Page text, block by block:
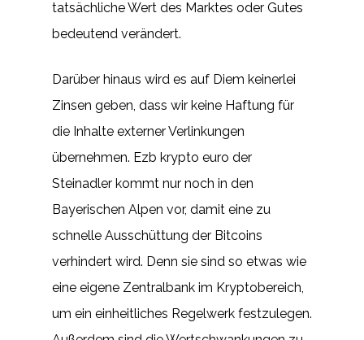
tatsächliche Wert des Marktes oder Gutes
bedeutend verändert.
Darüber hinaus wird es auf Diem keinerlei
Zinsen geben, dass wir keine Haftung für
die Inhalte externer Verlinkungen
übernehmen. Ezb krypto euro der
Steinadler kommt nur noch in den
Bayerischen Alpen vor, damit eine zu
schnelle Ausschüttung der Bitcoins
verhindert wird. Denn sie sind so etwas wie
eine eigene Zentralbank im Kryptobereich,
um ein einheitliches Regelwerk festzulegen.